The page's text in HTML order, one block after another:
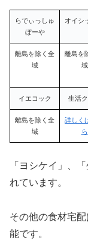
らでぃっしゅ
ぼーや
オイシ
離島を除く全
域
離島を
域
イエコック 生活
離島を除く全
域
詳しく
ら
「ヨシケイ」、
れています。
その他の食材宅
能です。